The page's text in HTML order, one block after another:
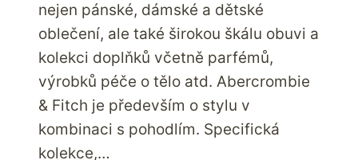
nejen pánské, dámské a dětské
oblečení, ale také širokou škálu obuvi a
kolekci doplňků včetně parfémů,
výrobků péče o tělo atd. Abercrombie
& Fitch je především o stylu v
kombinaci s pohodlím. Specifická
kolekce,…